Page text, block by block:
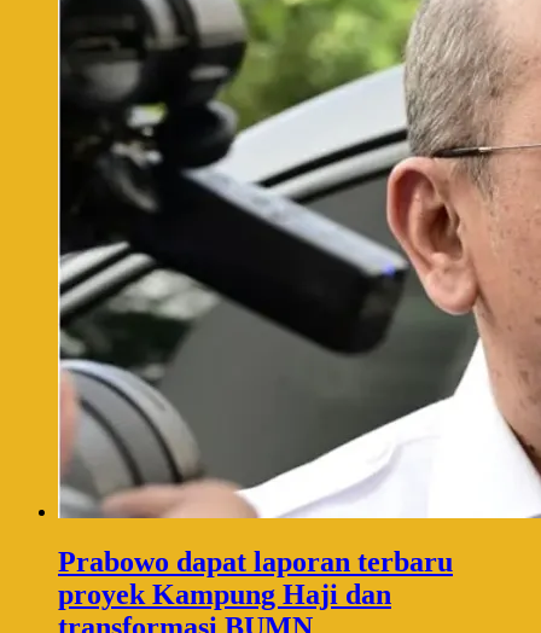
Prabowo dapat laporan terbaru
proyek Kampung Haji dan